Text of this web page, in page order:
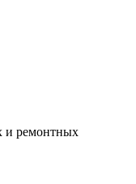
и ремонтных